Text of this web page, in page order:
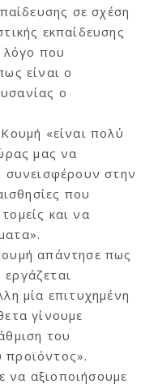
σε σχέση
εκπαίδευσης
λόγο που
είναι ο
ο
«είναι πολύ
μας να
συνεισφέρουν στην
που
και να
απάντησε πως
μία επιτυχημένη
γίνουμε
του
προϊόντος».
αξιοποιήσουμε